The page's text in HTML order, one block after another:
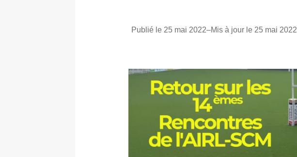
Publié le 25 mai 2022–Mis à jour le 25 mai 2022